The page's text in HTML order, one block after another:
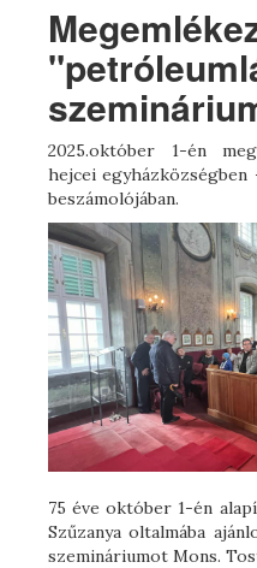
2025.október 1-én
hejcei egyházközségben
beszámolójában.
75 éve október 1-én
Szűzanya oltalmába
szemináriumot Mons.